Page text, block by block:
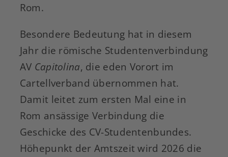
Rom.
Besondere Bedeutung hat in diesem
Jahr die römische Studentenverbindung
AV Capitolina, die eden Vorort im
Cartellverband übernommen hat.
Damit leitet zum ersten Mal eine in
Rom ansässige Verbindung die
Geschicke des CV-Studentenbundes.
Höhepunkt der Amtszeit wird 2026 die